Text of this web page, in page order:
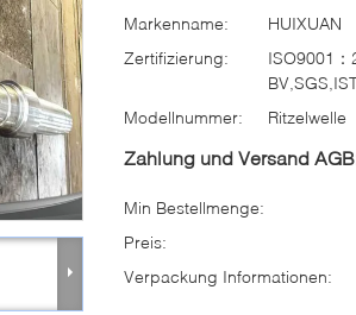
Markenname:
HUIXUAN
Zertifizierung:
ISO9001：
Modellnummer:
Ritzelwelle
Zahlung und Versand
Min Bestellmenge:
Preis:
Verpackung Informationen: